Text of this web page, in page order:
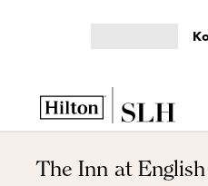
The Inn at